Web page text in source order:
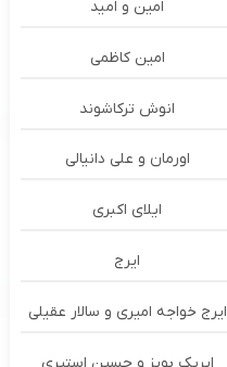
امین و امید
امین کاظمی
انوش ترکاشوند
اورمان و علی دانیالی
ايلاى اكبرى
ایرج
ایرج خواجه امیری و سالار عقیلی
ایریک بویز و حسین استیری